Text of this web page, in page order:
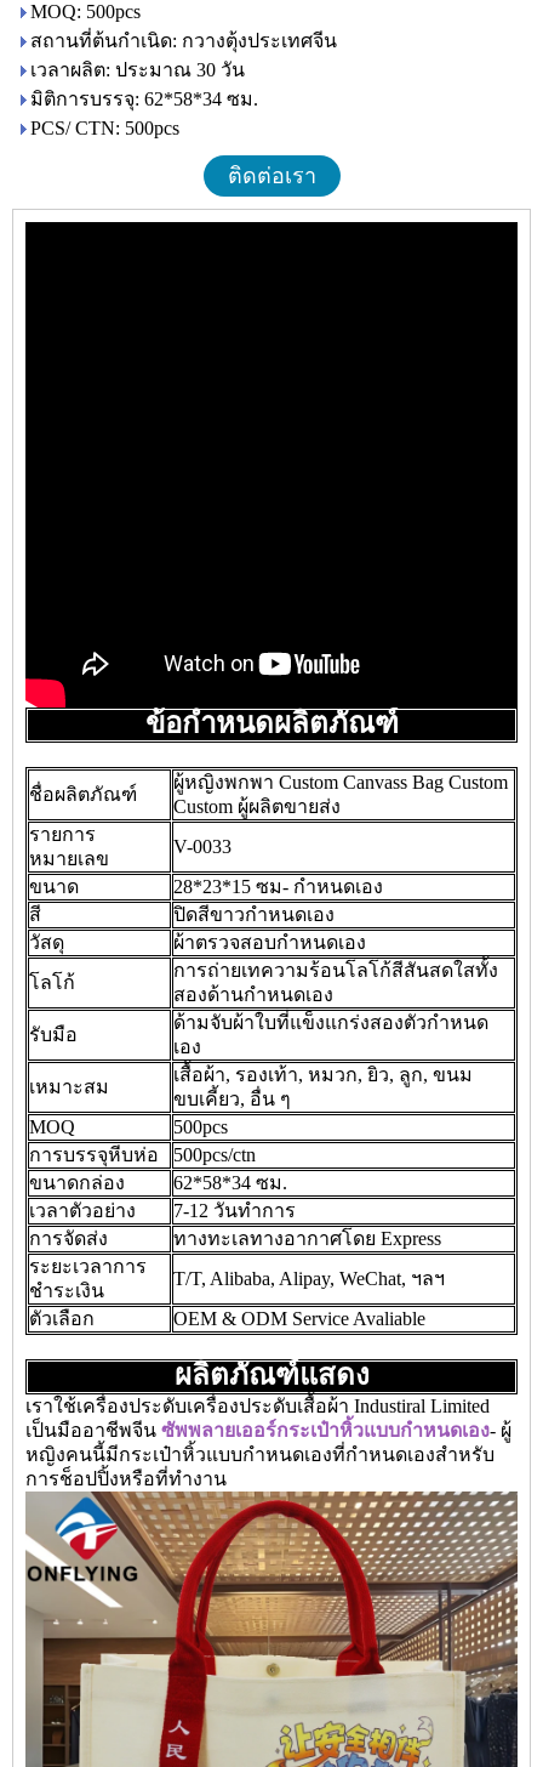
MOQ: 500pcs
สถานที่ต้นกำเนิด: กวางตุ้งประเทศจีน
เวลาผลิต: ประมาณ 30 วัน
มิติการบรรจุ: 62*58*34 ซม.
PCS/ CTN: 500pcs
ติดต่อเรา
ข้อกำหนดผลิตภัณฑ์
ชื่อผลิตภัณฑ์
ผู้หญิงพกพา Custom Canvass Bag Custom
Custom ผู้ผลิตขายส่ง
รายการ
หมายเลข
V-0033
ขนาด
28*23*15 ซม- กำหนดเอง
สี
ปิดสีขาวกำหนดเอง
วัสดุ
ผ้าตรวจสอบกำหนดเอง
โลโก้
การถ่ายเทความร้อนโลโก้สีสันสดใสทั้ง
สองด้านกำหนดเอง
รับมือ
ด้ามจับผ้าใบที่แข็งแกร่งสองตัวกำหนด
เอง
เหมาะสม
เสื้อผ้า, รองเท้า, หมวก, ยิว, ลูก, ขนม
ขบเคี้ยว, อื่น ๆ
MOQ
500pcs
การบรรจุหีบห่อ
500pcs/ctn
ขนาดกล่อง
62*58*34 ซม.
เวลาตัวอย่าง
7-12 วันทำการ
การจัดส่ง
ทางทะเลทางอากาศโดย Express
ระยะเวลาการ
ชำระเงิน
T/T, Alibaba, Alipay, WeChat, ฯลฯ
ตัวเลือก
OEM & ODM Service Avaliable
ผลิตภัณฑ์แสดง
เราใช้เครื่องประดับเครื่องประดับเสื้อผ้า Industiral Limited
เป็นมืออาชีพจีน ซัพพลายเออร์กระเป๋าหิ้วแบบกำหนดเอง- ผู้
หญิงคนนี้มีกระเป๋าหิ้วแบบกำหนดเองที่กำหนดเองสำหรับ
การช็อปปิ้งหรือที่ทำงาน